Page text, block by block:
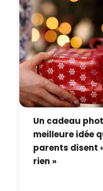
Un cadeau
meilleure idée
parents disent
rien »